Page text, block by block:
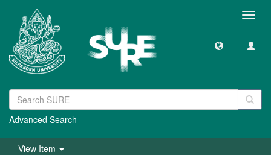
Advanced Search
View Item